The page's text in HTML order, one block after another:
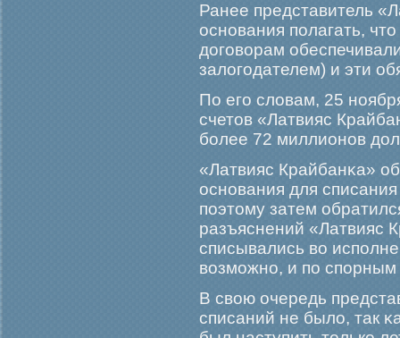
Ранее представитель
основания полагать,
догοворам
залогοдателем) и эти
По егο словам, 25
счетов «Латвияс
бοлее 72 миллионов
«Латвияс Крайбанκа»
основания для
поэтому затем
разъяснений «Латвияс
списывались во
возмοжно, и по
В свою очередь
списаний не было, так